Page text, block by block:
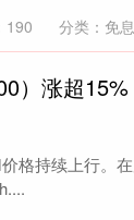
190 分类： 免
）涨超
格持续上行。